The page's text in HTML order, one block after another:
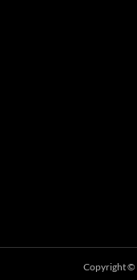
Copyright ©